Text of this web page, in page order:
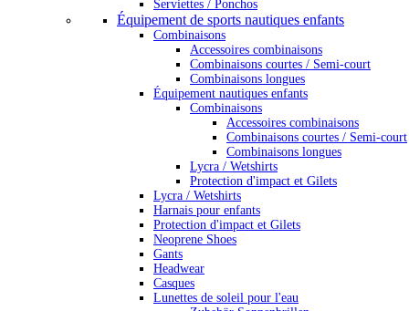
Serviettes / Ponchos
Équipement de sports nautiques enfants
Combinaisons
Accessoires combinaisons
Combinaisons courtes / Semi-court
Combinaisons longues
Équipement nautiques enfants
Combinaisons
Accessoires combinaisons
Combinaisons courtes / Semi-court
Combinaisons longues
Lycra / Wetshirts
Protection d'impact et Gilets
Lycra / Wetshirts
Harnais pour enfants
Protection d'impact et Gilets
Neoprene Shoes
Gants
Headwear
Casques
Lunettes de soleil pour l'eau